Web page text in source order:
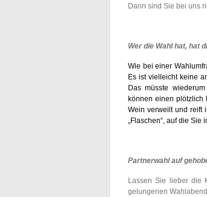
Dann sind Sie bei uns
Wer die Wahl hat, hat
Wie bei einer
Es ist vielleicht keine
Das müsste
können einen plötzlich
Wein verweilt und reift
„Flaschen“, auf die
Partnerwahl auf
Lassen Sie lieber die
gelungenen